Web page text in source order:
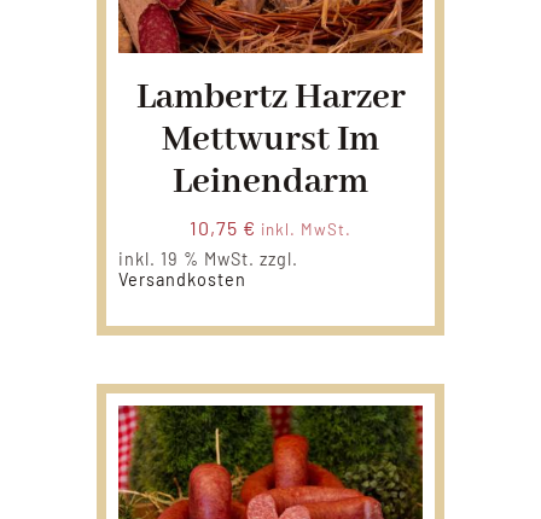
Lambertz Harzer
Mettwurst Im
Leinendarm
10,75 € inkl. MwSt.
inkl. 19 % MwSt. zzgl.
Versandkosten